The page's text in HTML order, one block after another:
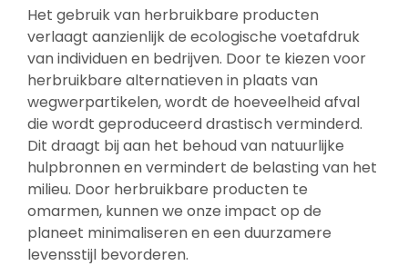
Het gebruik van herbruikbare producten
verlaagt aanzienlijk de ecologische voetafdruk
van individuen en bedrijven. Door te kiezen voor
herbruikbare alternatieven in plaats van
wegwerpartikelen, wordt de hoeveelheid afval
die wordt geproduceerd drastisch verminderd.
Dit draagt bij aan het behoud van natuurlijke
hulpbronnen en vermindert de belasting van het
milieu. Door herbruikbare producten te
omarmen, kunnen we onze impact op de
planeet minimaliseren en een duurzamere
levensstijl bevorderen.